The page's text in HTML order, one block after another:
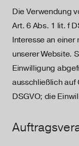
Die Verwendung
Art. 6 Abs. 1 lit. f
Interesse an
unserer Website.
Einwilligung
ausschließlich auf
DSGVO; die